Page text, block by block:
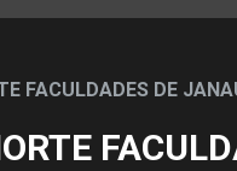
FACULDADES DE